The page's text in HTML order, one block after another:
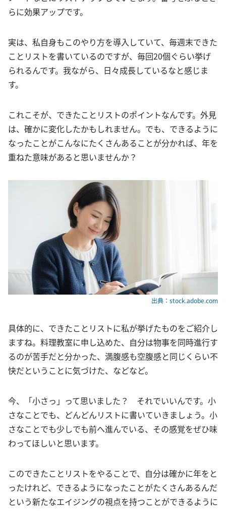
らに効果アップです。
実は、私自身もこのやり方を導入していて、毎週末できた
ことリストを書いているのですが、毎回20個ぐらい挙げ
られるんです。我ながら、日々成長しているなと感じま
す。
これこそが、できたことリストのポイントなんです。外見
は、確かに変化したかもしれません。でも、できるように
なったことがこんなにたくさんあることが分かれば、年を
重ねた意味があると思いませんか？
出典：stock.adobe.com
具体的に、できたことリストに私が挙げたものをご紹介し
ますね。料理教室に申し込めた、自分は物事を同時進行す
るのが苦手だと分かった、満腹感も空腹感と同じくらい不
快だということに気づけた、などなど。
今、「小さっ」って思いました？ それでいいんです。小
さなことでも、どんどんリストに書いていきましょう。小
さなことでも少しでも前へ進んでいる、その感覚をぜひ味
わってほしいと思います。
このできたことリストをやることで、自分は確かに年をと
ったけれど、できるようになったことがたくさんあるんだ
という新たなエイジングの視点を持つことができるように